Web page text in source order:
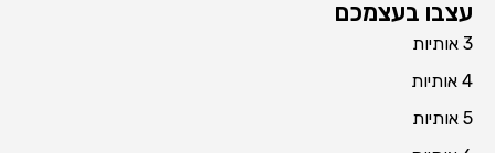
עצבו בעצמכם
3 אותיות
4 אותיות
5 אותיות